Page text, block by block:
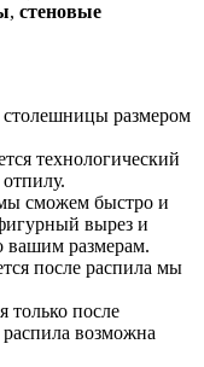
, стеновые
столешницы размером
технологический
сможем быстро и
вырез и
вашим размерам.
после распила мы
только после
возможна